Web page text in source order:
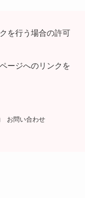
を行う場合の許可
ージへのリンクを
お問い合わせ